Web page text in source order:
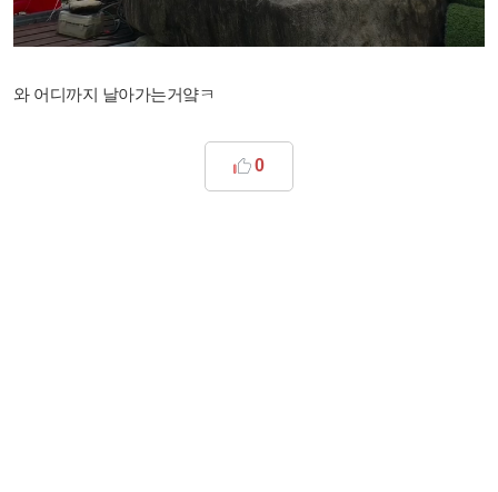
와 어디까지 날아가는거얔ㅋ
0